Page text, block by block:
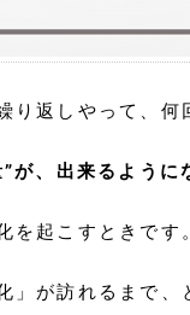
り返しやって、
が、出来るよう
を起こすときです
」が訪れるまで